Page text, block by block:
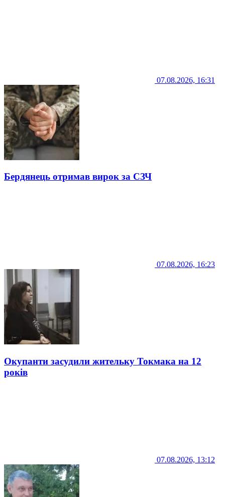
07.08.2026, 16:31
Бердянець отримав вирок за СЗЧ
07.08.2026, 16:23
Окупанти засудили жительку Токмака на 12
років
07.08.2026, 13:12